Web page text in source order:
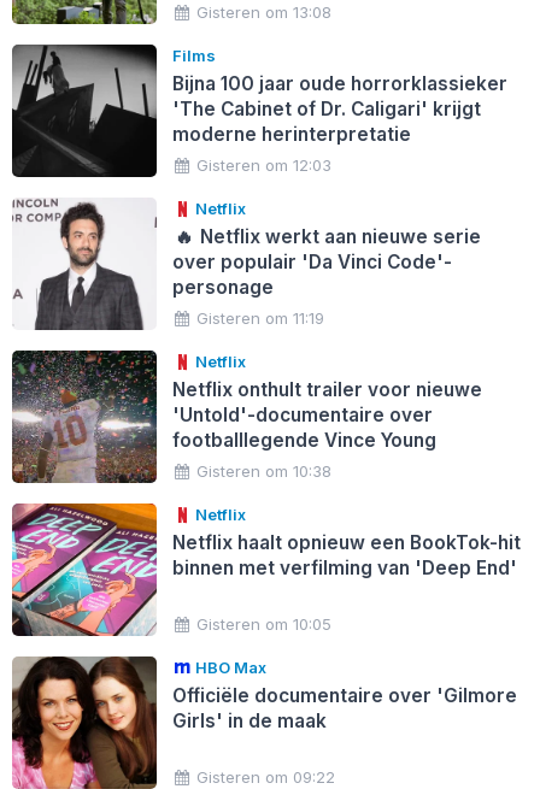
Gisteren om 13:08
Films
Bijna 100 jaar oude horrorklassieker
'The Cabinet of Dr. Caligari' krijgt
moderne herinterpretatie
Gisteren om 12:03
Netflix
🔥 Netflix werkt aan nieuwe serie
over populair 'Da Vinci Code'-
personage
Gisteren om 11:19
Netflix
Netflix onthult trailer voor nieuwe
'Untold'-documentaire over
footballlegende Vince Young
Gisteren om 10:38
Netflix
Netflix haalt opnieuw een BookTok-hit
binnen met verfilming van 'Deep End'
Gisteren om 10:05
HBO Max
Officiële documentaire over 'Gilmore
Girls' in de maak
Gisteren om 09:22